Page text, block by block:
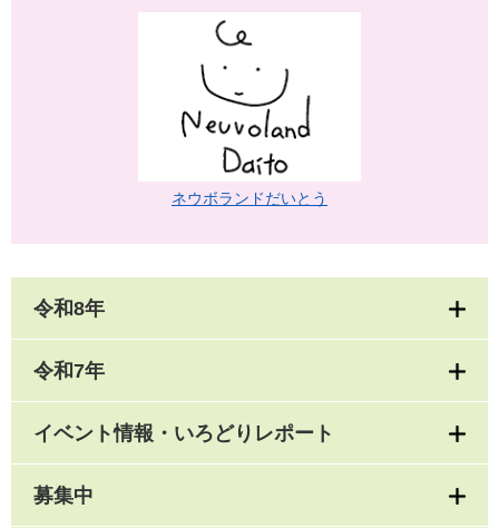
ネウボランドだいとう
令和8年
令和7年
イベント情報・いろどりレポート
募集中